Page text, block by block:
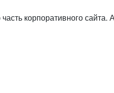
корпоративного сайта.